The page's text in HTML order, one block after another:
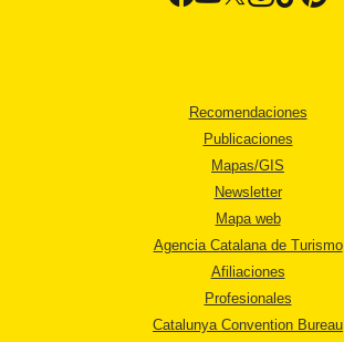
Recomendaciones
Publicaciones
Mapas/GIS
Newsletter
Mapa web
Agencia Catalana de Turismo
Afiliaciones
Profesionales
Catalunya Convention Bureau